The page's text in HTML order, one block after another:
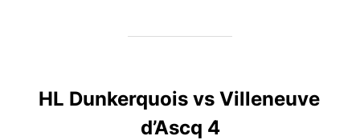
HL Dunkerquois vs Villeneuve
d’Ascq 4